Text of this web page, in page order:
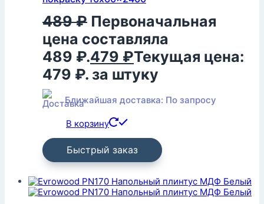
489₽ Первоначальная
цена составляла
489 ₽.479 ₽Текущая цена:
479 ₽. за штуку
Ближайшая доставка: По запросу
В корзину
Быстрый заказ